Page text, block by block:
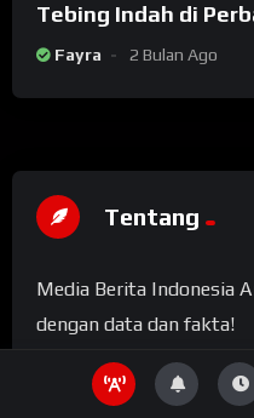
Tebing Indah di
China
Fayra 2 Bulan Ago
Tentang
Media Berita Indonesia
dengan data dan fakta!